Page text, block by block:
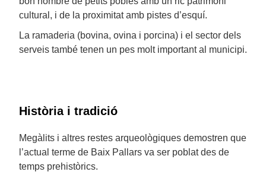
cultural, i de la proximitat amb pistes d’esquí.
La ramaderia (bovina, ovina i porcina) i el sector dels
serveis també tenen un pes molt important al municipi.
Història i tradició
Megàlits i altres restes arqueològiques demostren que
l’actual terme de Baix Pallars va ser poblat des de
temps prehistòrics.